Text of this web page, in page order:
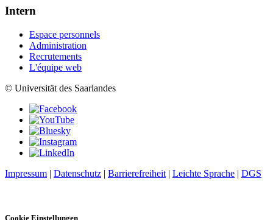
Intern
Espace personnels
Administration
Recrutements
L'équipe web
© Universität des Saarlandes
Impressum | Datenschutz | Barrierefreiheit | Leichte Sprache | DGS
Cookie Einstellungen